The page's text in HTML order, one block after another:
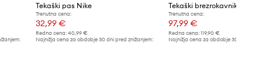
Tekaški pas Nike
Trenutna cena:
32,99 €
Redna cena:40,99 €
Najnižja cena za obdobje 30 dni pred znižanjem:
Trenutna cena:
97,99 €
Redna cena: 119,90 €
Najnižja cena za obdobje 30 dni pred